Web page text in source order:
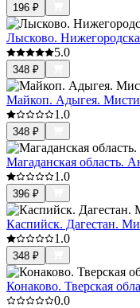
196 ₽
Лысково.
5.0
348 ₽
Майкоп. Адыгея.
1.0
348 ₽
Магаданская область.
1.0
396 ₽
Каспийск. Дагестан.
1.0
348 ₽
Конаково. Тверская
0.0